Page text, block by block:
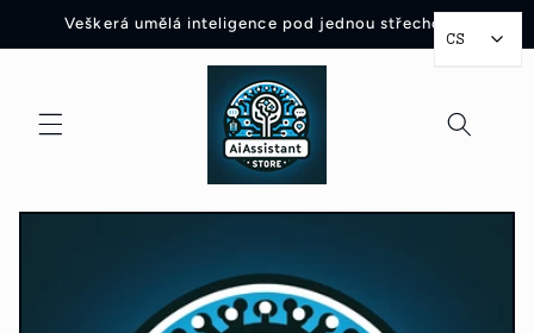
obsahu
Veškerá umělá inteligence pod jednou střechou™
CS